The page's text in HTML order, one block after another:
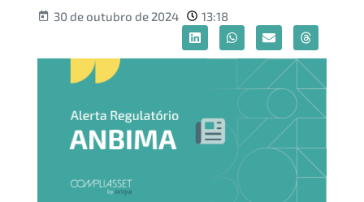
30 de outubro de 2024 13:18